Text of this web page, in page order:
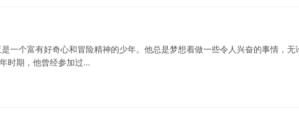
一个富有好奇心和冒险精神的少年。他总是梦想着做一些令人兴奋的事情，无
时期，他曾经参加过…